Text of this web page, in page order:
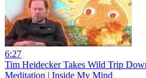
6:27
Tim Heidecker Takes Wild Trip
Meditation | Inside My Mind